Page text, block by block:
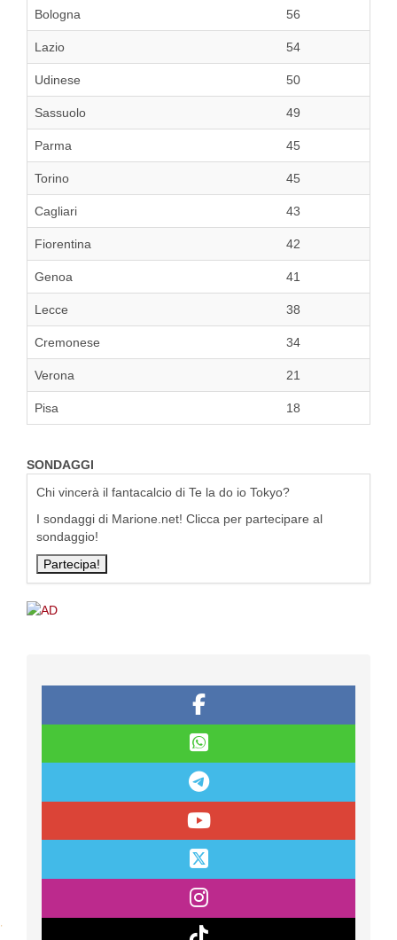
Bologna 56
Lazio 54
Udinese 50
Sassuolo 49
Parma 45
Torino 45
Cagliari 43
Fiorentina 42
Genoa 41
Lecce 38
Cremonese 34
Verona 21
Pisa 18
SONDAGGI
Chi vincerà il fantacalcio di Te la do io Tokyo?
I sondaggi di Marione.net! Clicca per partecipare al
sondaggio!